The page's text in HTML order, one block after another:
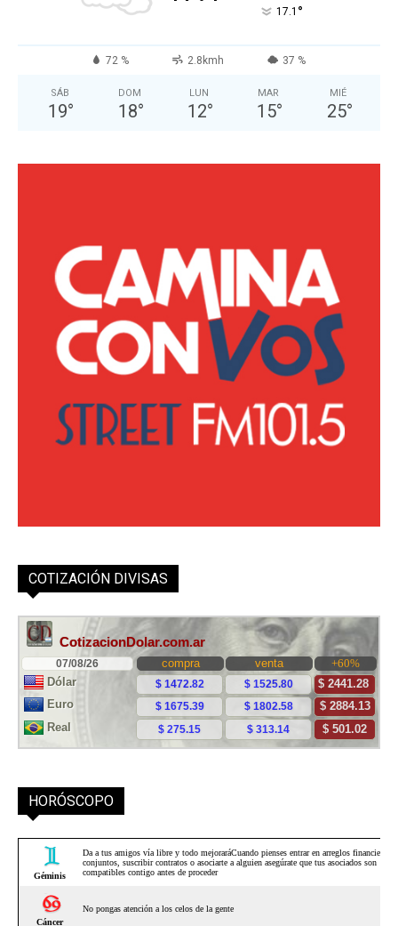
17.1 °
72 % 2.8kmh 37 %
SÁB
19°
DOM
18°
LUN
12°
MAR
15°
MIÉ
25°
COTIZACIÓN DIVISAS
HORÓSCOPO